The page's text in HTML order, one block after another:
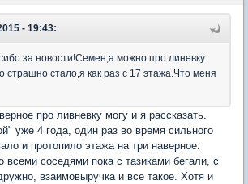
- 19:43:
за новости!Семен,а можно про линевку
страшно стало,я как раз с 17 этажа.Что меня
про ливневку могу и я рассказать.
уже 4 года, один раз во время сильного
и протопило этажа на три наверное.
всеми соседями пока с тазиками бегали, с
взаимовыручка и все такое. Хотя и